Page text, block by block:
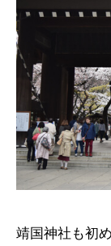
靖国神社も初